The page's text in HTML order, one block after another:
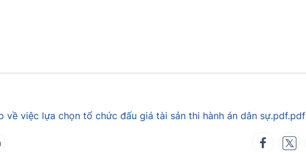
về việc lựa chọn tổ chức đấu giá tài sản thi hành án dân sự.pdf.pdf